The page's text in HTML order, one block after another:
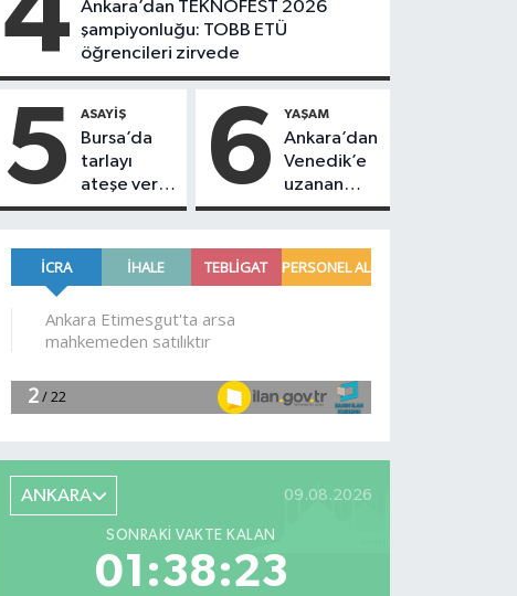
Ankara’dan TEKNOFEST 2026
şampiyonluğu: TOBB ETÜ
öğrencileri zirvede
5 ASAYIŞ
Bursa’da
tarlayı
ateşe verip
kaçtı! 16
şüpheliyi
jandarma
6 YAŞAM
Ankara’dan
Venedik’e
uzanan
başarı
ANKARA 09.08.2026
SONRAKI VAKTE KALAN
01:38:21